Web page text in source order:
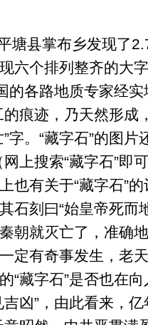
塘县掌布乡发现了
六个排列整齐的大
的各路地质专家经
痕迹，乃天然形成
字。“藏字石”的图片
上搜索“藏字石”即
也有关于“藏字石”
石刻曰“始皇帝死而
朝就灭亡了，准确
定有奇事发生，老
“藏字石”是否也在
吉凶”，由此看来，